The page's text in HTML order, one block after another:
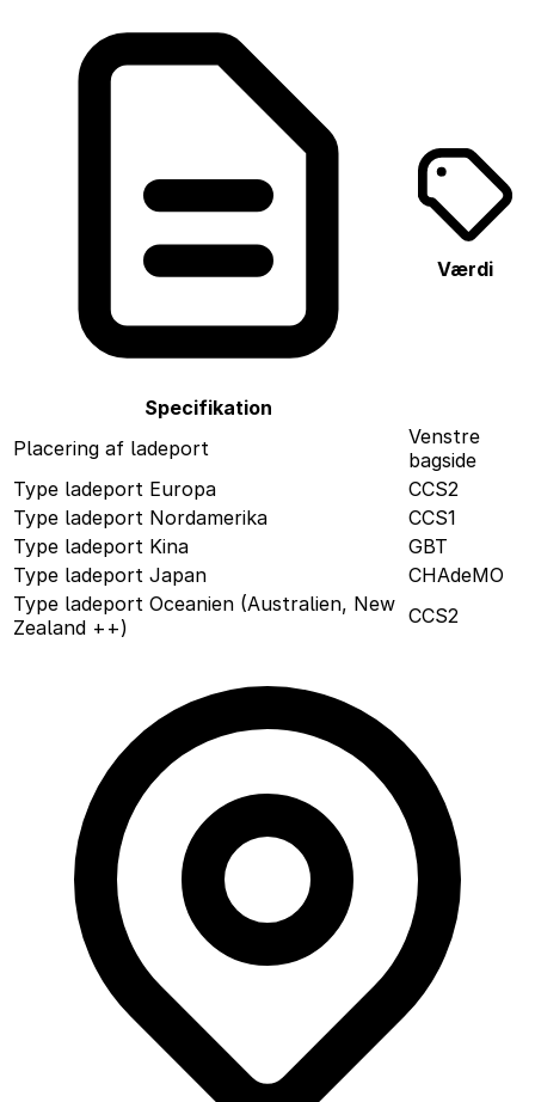
Specifikation
Værdi
Placering af ladeport
Venstre
bagside
Type ladeport Europa
CCS2
Type ladeport Nordamerika
CCS1
Type ladeport Kina
GBT
Type ladeport Japan
CHAdeMO
Type ladeport Oceanien (Australien, New
Zealand ++)
CCS2